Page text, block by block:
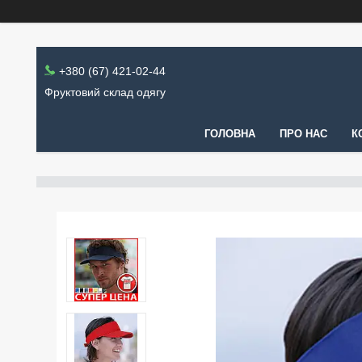
+380 (67) 421-02-44
Фруктовий склад одягу
ГОЛОВНА ПРО НАС